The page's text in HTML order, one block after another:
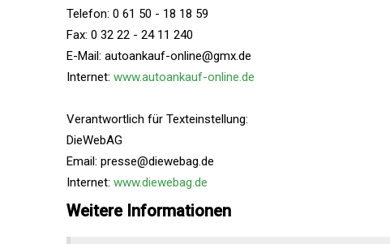
Telefon: 0 61 50 - 18 18 59
Fax: 0 32 22 - 24 11 240
E-Mail: autoankauf-online@gmx.de
Internet: www.autoankauf-online.de
Verantwortlich für Texteinstellung:
DieWebAG
Email: presse@diewebag.de
Internet: www.diewebag.de
Weitere Informationen